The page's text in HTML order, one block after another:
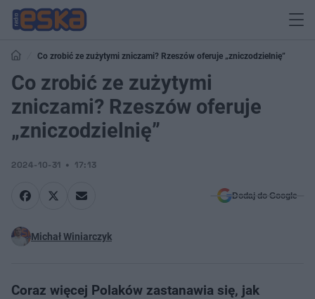
Co zrobić ze zużytymi zniczami? Rzeszów oferuje „zniczodzielnię”
Co zrobić ze zużytymi
zniczami? Rzeszów oferuje
„zniczodzielnię”
2024-10-31 17:13
Dodaj do Google
Michał Winiarczyk
Coraz więcej Polaków zastanawia się, jak